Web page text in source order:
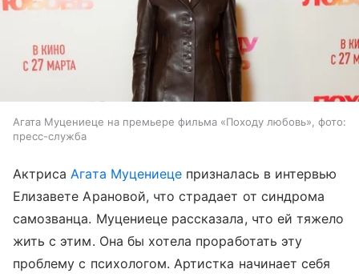
Агата Муцениеце на премьере фильма «Походу любовь», фото:
пресс-служба
АктрисаАгата Муцениеце призналась в интервью
Елизавете Арановой, что страдает от синдрома
самозванца. Муцениеце рассказала, что ей тяжело
жить с этим. Она бы хотела проработать эту
проблему с психологом. Артистка начинает себя